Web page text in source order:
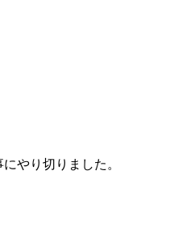
やり切りました。